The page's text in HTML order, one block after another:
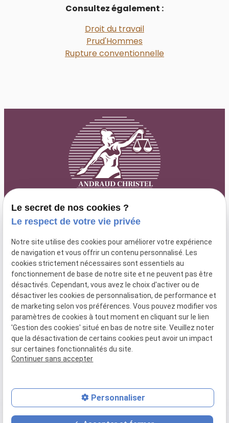
Consultez également :
Droit du travail
Prud'Hommes
Rupture conventionnelle
04 84 89 15 87
63 rue Paradis
13006 MARSEILLE
lundi au
vendredi : 9h
- 18h30
SIRET :52025096000066
Plan du
site
Mentions
légales
Politique de
confidentialité
place contact_page phone
Le secret de nos cookies ?
Le respect de votre vie privée
Notre site utilise des cookies pour améliorer votre expérience
de navigation et vous offrir un contenu personnalisé. Les
cookies strictement nécessaires sont essentiels au
fonctionnement de base de notre site et ne peuvent pas être
désactivés. Cependant, vous avez le choix d'activer ou de
désactiver les cookies de personnalisation, de performance et
de marketing selon vos préférences. Vous pouvez modifier vos
paramètres de cookies à tout moment en cliquant sur le lien
'Gestion des cookies' situé en bas de notre site. Veuillez noter
que la désactivation de certains cookies peut avoir un impact
sur certaines fonctionnalités du site.
Continuer sans accepter
Personnaliser